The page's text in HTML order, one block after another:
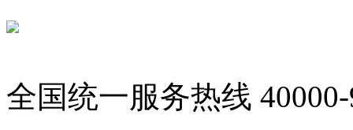
全国统一服务热线